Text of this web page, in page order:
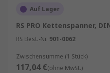
Spannung bei hohen
Manuelle
Nachstellung –
Auf Lager
RS PRO Kettenspanner,
RS Best.-Nr. 901-0062
Zwischensumme (1 Stück)
117,04 €(ohne MwSt.)